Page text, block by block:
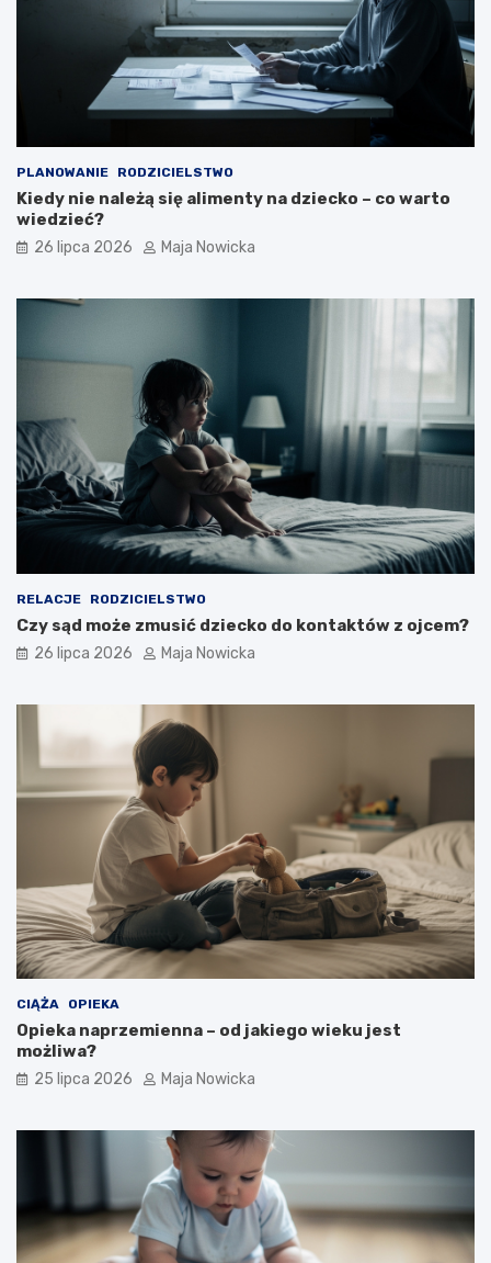
PLANOWANIE RODZICIELSTWO
Kiedy nie należą się alimenty na dziecko – co warto
wiedzieć?
26 lipca 2026 Maja Nowicka
RELACJE RODZICIELSTWO
Czy sąd może zmusić dziecko do kontaktów z ojcem?
26 lipca 2026 Maja Nowicka
CIĄŻA OPIEKA
Opieka naprzemienna – od jakiego wieku jest
możliwa?
25 lipca 2026 Maja Nowicka